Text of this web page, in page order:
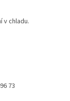
v chladu.
73